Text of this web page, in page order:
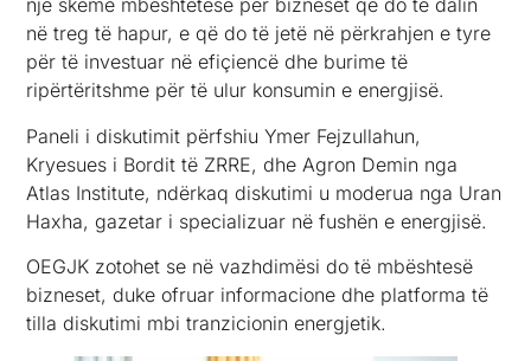
një skeme mbështetëse për bizneset që do të dalin
në treg të hapur, e që do të jetë në përkrahjen e tyre
për të investuar në efiçiencë dhe burime të
ripërtëritshme për të ulur konsumin e energjisë.
Paneli i diskutimit përfshiu Ymer Fejzullahun,
Kryesues i Bordit të ZRRE, dhe Agron Demin nga
Atlas Institute, ndërkaq diskutimi u moderua nga Uran
Haxha, gazetar i specializuar në fushën e energjisë.
OEGJK zotohet se në vazhdimësi do të mbështesë
bizneset, duke ofruar informacione dhe platforma të
tilla diskutimi mbi tranzicionin energjetik.